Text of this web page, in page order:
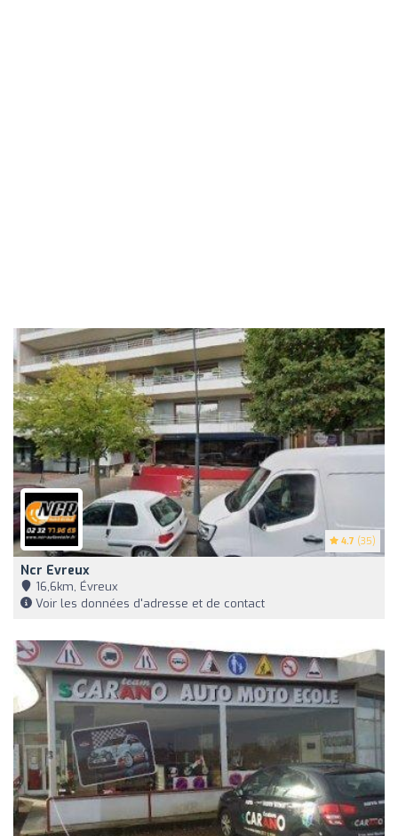
4.7 (35)
Ncr Evreux
16,6km, Évreux
Voir les données d'adresse et de contact